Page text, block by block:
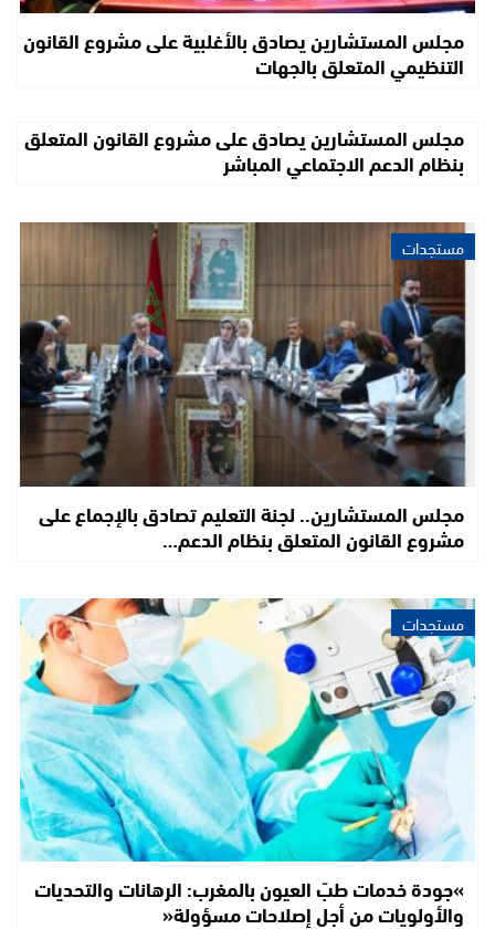
مجلس المستشارين يصادق بالأغلبية على مشروع القانون
التنظيمي المتعلق بالجهات
مجلس المستشارين يصادق على مشروع القانون المتعلق
بنظام الدعم الاجتماعي المباشر
مستجدات
مجلس المستشارين.. لجنة التعليم تصادق بالإجماع على
مشروع القانون المتعلق بنظام الدعم…
مستجدات
»جودة خدمات طبّ العيون بالمغرب: الرهانات والتحديات
والأولويات من أجل إصلاحات مسؤولة«